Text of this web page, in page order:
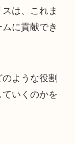
は、これま
に貢献でき
ような役割
いくのかを